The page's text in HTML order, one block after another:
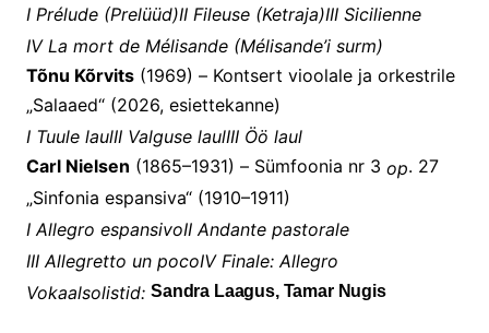
I Prélude (Prelüüd)II Fileuse (Ketraja)III Sicilienne
IV La mort de Mélisande (Mélisande’i surm)
Tõnu Kõrvits (1969) – Kontsert vioolale ja orkestrile
„Salaaed“ (2026, esiettekanne)
I Tuule laulII Valguse laulIII Öö laul
Carl Nielsen (1865–1931) – Sümfoonia nr 3 op. 27
„Sinfonia espansiva“ (1910–1911)
I Allegro espansivoII Andante pastorale
III Allegretto un pocoIV Finale: Allegro
Vokaalsolistid: Sandra Laagus, Tamar Nugis